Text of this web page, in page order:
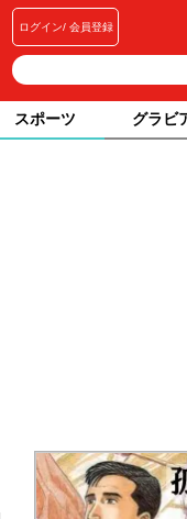
ログイン 会員登録
スポーツ グラビ